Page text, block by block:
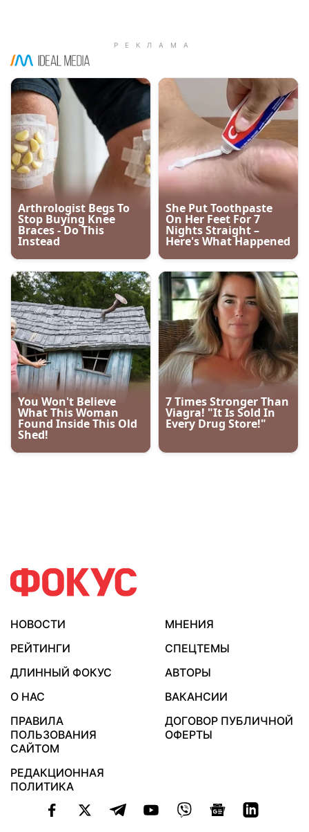
НОВОСТИ
МНЕНИЯ
РЕЙТИНГИ
СПЕЦТЕМЫ
ДЛИННЫЙ ФОКУС
АВТОРЫ
О НАС
ВАКАНСИИ
ПРАВИЛА
ПОЛЬЗОВАНИЯ
САЙТОМ
ДОГОВОР ПУБЛИЧНОЙ
ОФЕРТЫ
РЕДАКЦИОННАЯ
ПОЛИТИКА